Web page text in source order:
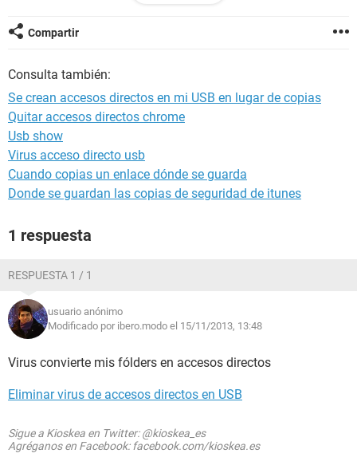
Compartir
Consulta también:
Se crean accesos directos en mi USB en lugar de copias
Quitar accesos directos chrome
Usb show
Virus acceso directo usb
Cuando copias un enlace dónde se guarda
Donde se guardan las copias de seguridad de itunes
1 respuesta
RESPUESTA 1 / 1
usuario anónimo
Modificado por ibero.modo el 15/11/2013, 13:48
Virus convierte mis fólders en accesos directos
Eliminar virus de accesos directos en USB
Sigue a Kioskea en Twitter: @kioskea_es
Agréganos en Facebook: facebook.com/kioskea.es